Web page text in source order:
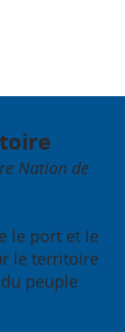
Nation de
le port et le
le territoire
peuple